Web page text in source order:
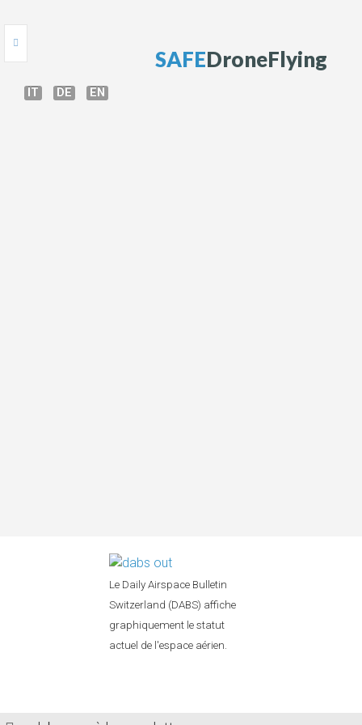
SAFEDroneFlying
HOME
IT DE EN
Le Daily Airspace Bulletin
Switzerland (DABS) affiche
graphiquement le statut
actuel de l'espace aérien.